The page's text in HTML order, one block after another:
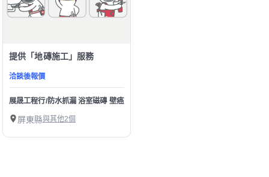
提供「地磚施工」服務
洽談後報價
展晟工程行/防水抓漏 浴室磁磚 壁癌施工
屏東縣與其他2個